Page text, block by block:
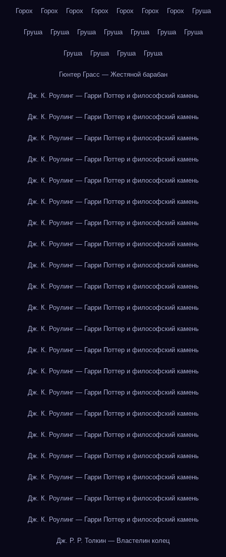
Горох Горох Горох Горох Горох Горох Горох Груша
Груша Груша Груша Груша Груша Груша Груша
Груша Груша Груша Груша
Гюнтер Грасс — Жестяной барабан
Дж. К. Роулинг — Гарри Поттер и философский камень
Дж. К. Роулинг — Гарри Поттер и философский камень
Дж. К. Роулинг — Гарри Поттер и философский камень
Дж. К. Роулинг — Гарри Поттер и философский камень
Дж. К. Роулинг — Гарри Поттер и философский камень
Дж. К. Роулинг — Гарри Поттер и философский камень
Дж. К. Роулинг — Гарри Поттер и философский камень
Дж. К. Роулинг — Гарри Поттер и философский камень
Дж. К. Роулинг — Гарри Поттер и философский камень
Дж. К. Роулинг — Гарри Поттер и философский камень
Дж. К. Роулинг — Гарри Поттер и философский камень
Дж. К. Роулинг — Гарри Поттер и философский камень
Дж. К. Роулинг — Гарри Поттер и философский камень
Дж. К. Роулинг — Гарри Поттер и философский камень
Дж. К. Роулинг — Гарри Поттер и философский камень
Дж. К. Роулинг — Гарри Поттер и философский камень
Дж. К. Роулинг — Гарри Поттер и философский камень
Дж. К. Роулинг — Гарри Поттер и философский камень
Дж. К. Роулинг — Гарри Поттер и философский камень
Дж. К. Роулинг — Гарри Поттер и философский камень
Дж. К. Роулинг — Гарри Поттер и философский камень
Дж. Р. Р. Толкин — Властелин колец